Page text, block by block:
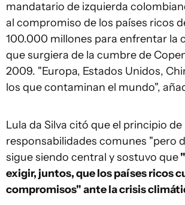
mandatario de izquierda
al compromiso de los países ricos
100.000 millones para enfrentar la
que surgiera de la cumbre de
2009. "Europa, Estados Unidos,
los que contaminan el mundo",
Lula da Silva citó que el principio de
responsabilidades comunes "pero
sigue siendo central y sostuvo que
exigir, juntos, que los países ricos
compromisos" ante la crisis